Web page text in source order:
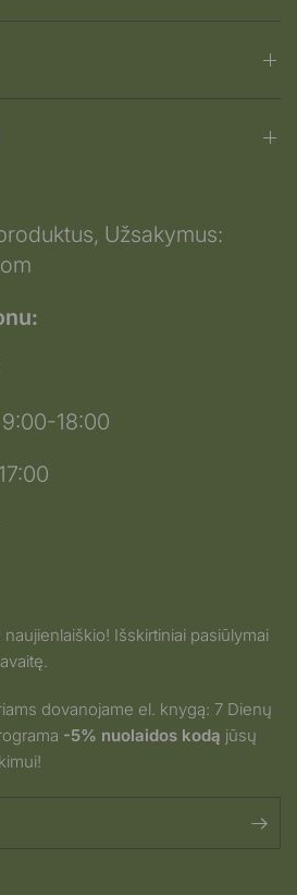
Užsakymus:
18:00
Išskirtiniai pasiūlymai
dovanojame el. knygą: 7 Dienų
-5% nuolaidos kodą jūsų